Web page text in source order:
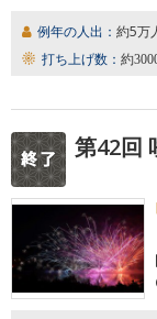
例年の人出： 約5万
打ち上げ数： 約
第42回